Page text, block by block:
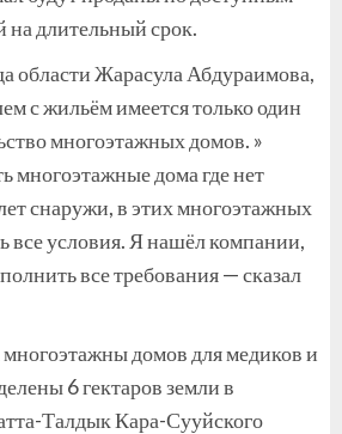
на длительный срок.
области Жарасула Абдураимова,
с жильём имеется только один
многоэтажных домов. »
многоэтажные дома где нет
снаружи, в этих многоэтажных
все условия. Я нашёл компании,
все требования — сказал
многоэтажны домов для медиков и
6 гектаров земли в
Талдык Кара-Сууйского